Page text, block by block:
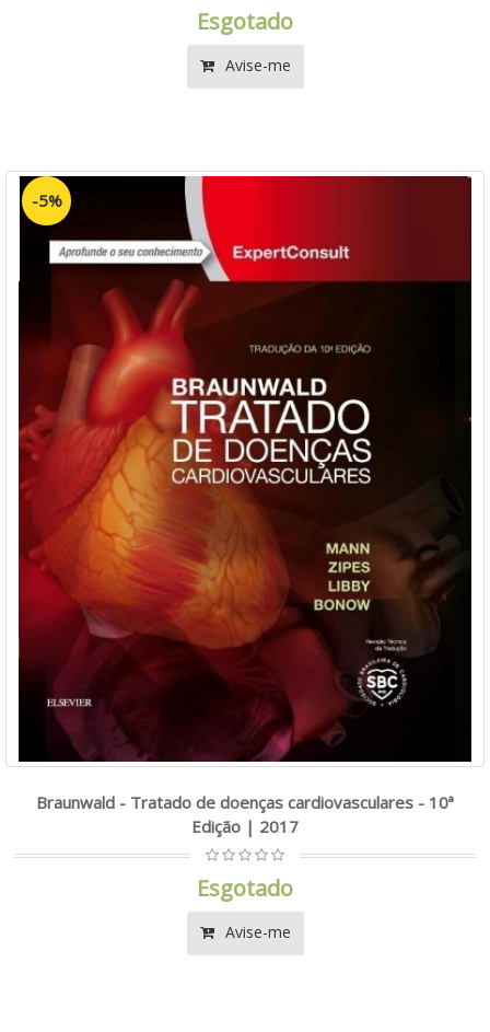
Esgotado
Avise-me
-5%
Braunwald - Tratado de doenças cardiovasculares - 10ª
Edição | 2017
Esgotado
Avise-me